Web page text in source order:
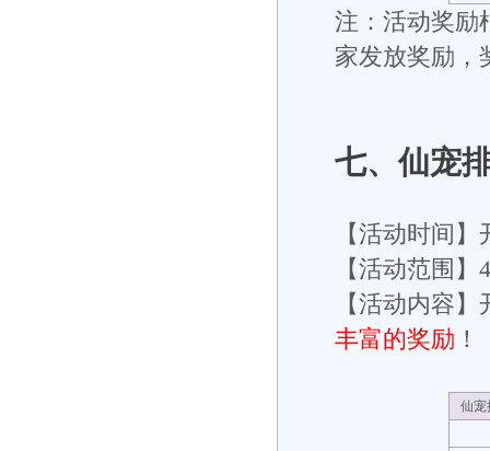
注：活动奖励
家发放奖励，
七、仙宠
【活动时间
【活动范围】
【活动内容
丰富的奖励 ！
仙宠